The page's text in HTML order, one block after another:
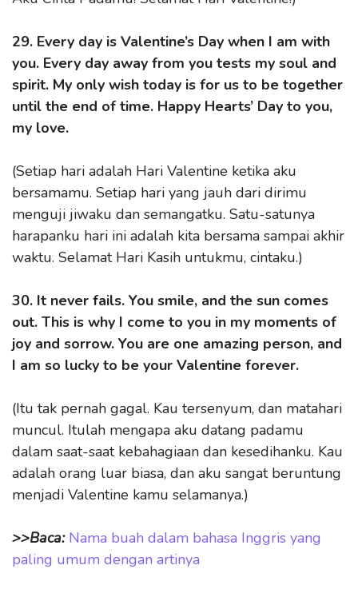
29. Every day is Valentine’s Day when I am with
you. Every day away from you tests my soul and
spirit. My only wish today is for us to be together
until the end of time. Happy Hearts’ Day to you,
my love.
(Setiap hari adalah Hari Valentine ketika aku
bersamamu. Setiap hari yang jauh dari dirimu
menguji jiwaku dan semangatku. Satu-satunya
harapanku hari ini adalah kita bersama sampai akhir
waktu. Selamat Hari Kasih untukmu, cintaku.)
30. It never fails. You smile, and the sun comes
out. This is why I come to you in my moments of
joy and sorrow. You are one amazing person, and
I am so lucky to be your Valentine forever.
(Itu tak pernah gagal. Kau tersenyum, dan matahari
muncul. Itulah mengapa aku datang padamu
dalam saat-saat kebahagiaan dan kesedihanku. Kau
adalah orang luar biasa, dan aku sangat beruntung
menjadi Valentine kamu selamanya.)
>>Baca: Nama buah dalam bahasa Inggris yang
paling umum dengan artinya